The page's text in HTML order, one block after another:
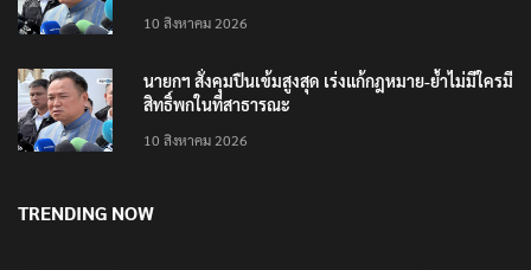
10 สิงหาคม 2026
นายกฯ สั่งคุมปืนเข้มสูงสุด เร่งแก้กฎหมาย-ย้ำไม่มีใครมี
สิทธิ์พกในที่สาธารณะ
10 สิงหาคม 2026
TRENDING NOW